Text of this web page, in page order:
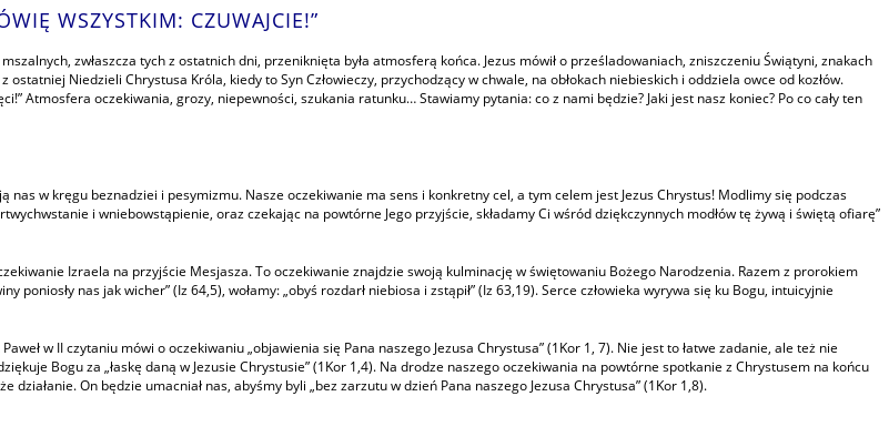
WSZYSTKIM: CZUWAJCIE!”
zwłaszcza tych z ostatnich dni, przeniknięta była atmosferą końca. Jezus mówił o prześladowaniach, zniszczeniu Świątyni, znakach
Niedzieli Chrystusa Króla, kiedy to Syn Człowieczy, przychodzący w chwale, na obłokach niebieskich i oddziela owce od kozłów.
Atmosfera oczekiwania, grozy, niepewności, szukania ratunku… Stawiamy pytania: co z nami będzie? Jaki jest nasz koniec? Po co cały ten
w kręgu beznadziei i pesymizmu. Nasze oczekiwanie ma sens i konkretny cel, a tym celem jest Jezus Chrystus! Modlimy się podczas
i wniebowstąpienie, oraz czekając na powtórne Jego przyjście, składamy Ci wśród dziękczynnych modłów tę żywą i świętą ofiarę”
Izraela na przyjście Mesjasza. To oczekiwanie znajdzie swoją kulminację w świętowaniu Bożego Narodzenia. Razem z prorokiem
nas jak wicher” (Iz 64,5), wołamy: „obyś rozdarł niebiosa i zstąpił” (Iz 63,19). Serce człowieka wyrywa się ku Bogu, intuicyjnie
w II czytaniu mówi o oczekiwaniu „objawienia się Pana naszego Jezusa Chrystusa” (1Kor 1, 7). Nie jest to łatwe zadanie, ale też nie
Bogu za „łaskę daną w Jezusie Chrystusie” (1Kor 1,4). Na drodze naszego oczekiwania na powtórne spotkanie z Chrystusem na końcu
On będzie umacniał nas, abyśmy byli „bez zarzutu w dzień Pana naszego Jezusa Chrystusa” (1Kor 1,8).